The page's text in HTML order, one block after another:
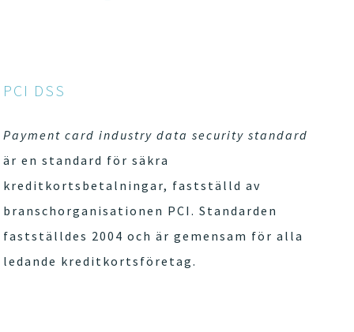
PCI DSS
Payment card industry data security standard
är en standard för säkra
kreditkortsbetalningar, fastställd av
branschorganisationen PCI. Standarden
fastställdes 2004 och är gemensam för alla
ledande kreditkortsföretag.